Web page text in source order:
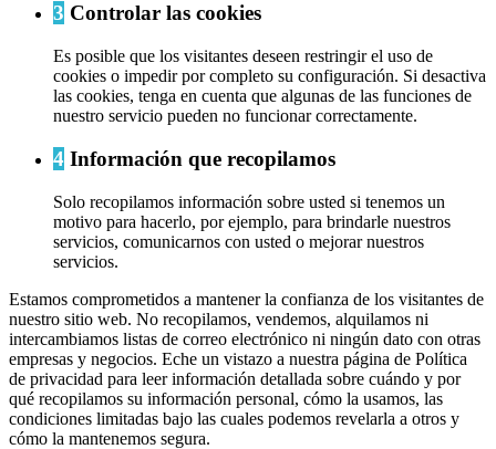
3 Controlar las cookies
Es posible que los visitantes deseen restringir el uso de
cookies o impedir por completo su configuración. Si desactiva
las cookies, tenga en cuenta que algunas de las funciones de
nuestro servicio pueden no funcionar correctamente.
4 Información que recopilamos
Solo recopilamos información sobre usted si tenemos un
motivo para hacerlo, por ejemplo, para brindarle nuestros
servicios, comunicarnos con usted o mejorar nuestros
servicios.
Estamos comprometidos a mantener la confianza de los visitantes de
nuestro sitio web. No recopilamos, vendemos, alquilamos ni
intercambiamos listas de correo electrónico ni ningún dato con otras
empresas y negocios. Eche un vistazo a nuestra página de Política
de privacidad para leer información detallada sobre cuándo y por
qué recopilamos su información personal, cómo la usamos, las
condiciones limitadas bajo las cuales podemos revelarla a otros y
cómo la mantenemos segura.